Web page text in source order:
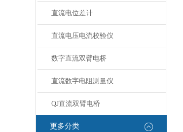
直流电位差计
直流电压电流校验仪
数字直流双臂电桥
直流数字电阻测量仪
QJ直流双臂电桥
更多分类